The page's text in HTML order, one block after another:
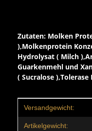
Zutaten: Molken
),Molkenprotein
Hydrolysat ( Milch
Guarkenmehl und
( Sucralose
Produkteigenschaft
Wert
Versandgewicht:
Artikelgewicht: